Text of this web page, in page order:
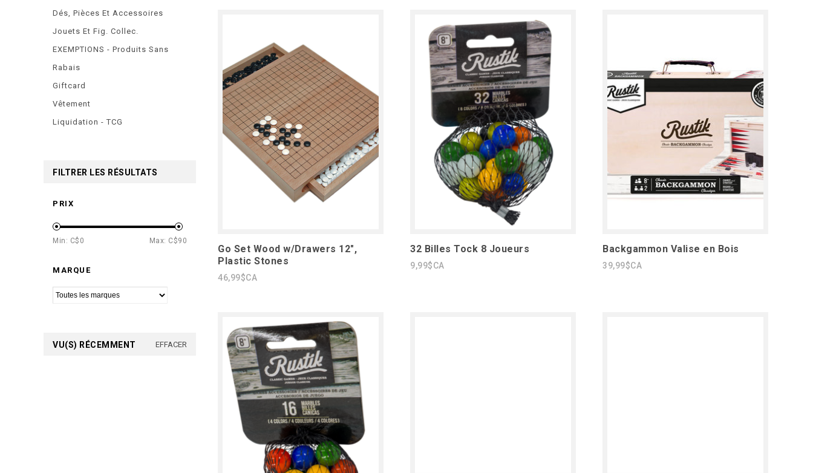
Go Set Wood w/Drawers 12",
Plastic Stones
46,99$CA
32 Billes Tock 8 Joueurs
9,99$CA
Backgammon Valise en Bois
39,99$CA
Dés, Pièces Et Accessoires
Jouets Et Fig. Collec.
EXEMPTIONS - Produits Sans
Rabais
Giftcard
Vêtement
Liquidation - TCG
FILTRER LES RÉSULTATS
PRIX
Min: C$ 0 Max: C$90
MARQUE
VU(S) RÉCEMMENT EFFACER